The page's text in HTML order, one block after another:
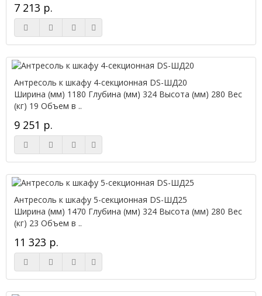
7 213 р.
Антресоль к шкафу 4-секционная DS-ШД20
Ширина (мм) 1180 Глубина (мм) 324 Высота (мм) 280 Вес
(кг) 19 Объем в ..
9 251 р.
Антресоль к шкафу 5-секционная DS-ШД25
Ширина (мм) 1470 Глубина (мм) 324 Высота (мм) 280 Вес
(кг) 23 Объем в ..
11 323 р.